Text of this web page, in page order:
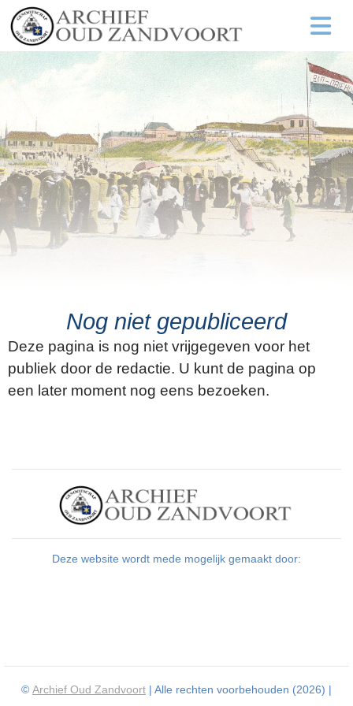
Nog niet gepubliceerd
Deze pagina is nog niet vrijgegeven voor het
publiek door de redactie. U kunt de pagina op
een later moment nog eens bezoeken.
Deze website wordt mede mogelijk gemaakt door:
© Archief Oud Zandvoort | Alle rechten voorbehouden (2026) |